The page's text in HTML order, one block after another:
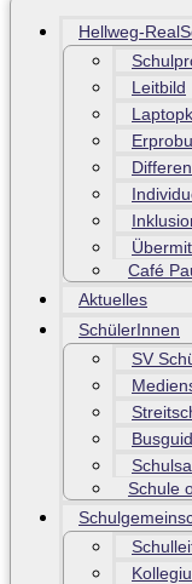
Hellweg-
Leitbild
Café
Aktuelles
SchülerInnen
SV
Schule